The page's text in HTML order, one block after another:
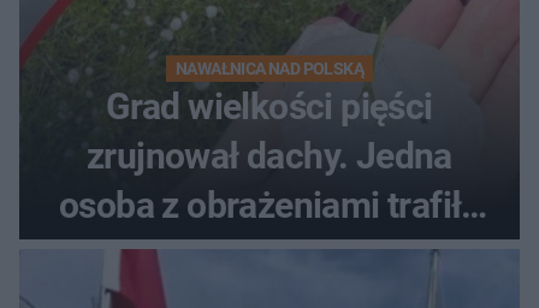
NAWAŁNICA NAD POLSKĄ
Grad wielkości pięści
zrujnował dachy. Jedna
osoba z obrażeniami trafiła
do szpitala